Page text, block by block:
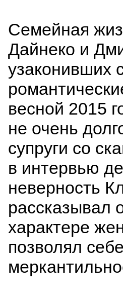
Семейная
Дайнеко и
узаконивших
весной 2015
не очень
супруги со
в интервью
неверность
рассказывал
характере
позволял